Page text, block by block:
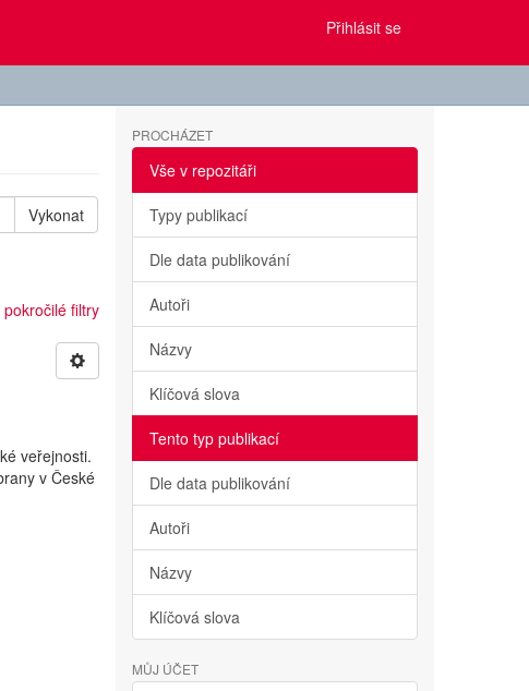
Přihlásit se
Vykonat
filtry
veřejnosti.
v České
PROCHÁZET
Vše v repozitáři
Typy publikací
Dle data publikování
Autoři
Názvy
Klíčová slova
Tento typ publikací
Dle data publikování
Autoři
Názvy
Klíčová slova
MŮJ ÚČET